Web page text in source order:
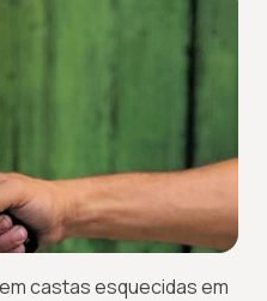
castas esquecidas em